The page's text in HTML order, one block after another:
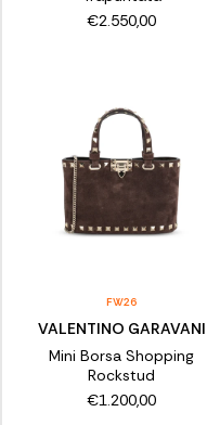
€2.550,00
FW26
VALENTINO GARAVANI
Mini Borsa Shopping
Rockstud
€1.200,00